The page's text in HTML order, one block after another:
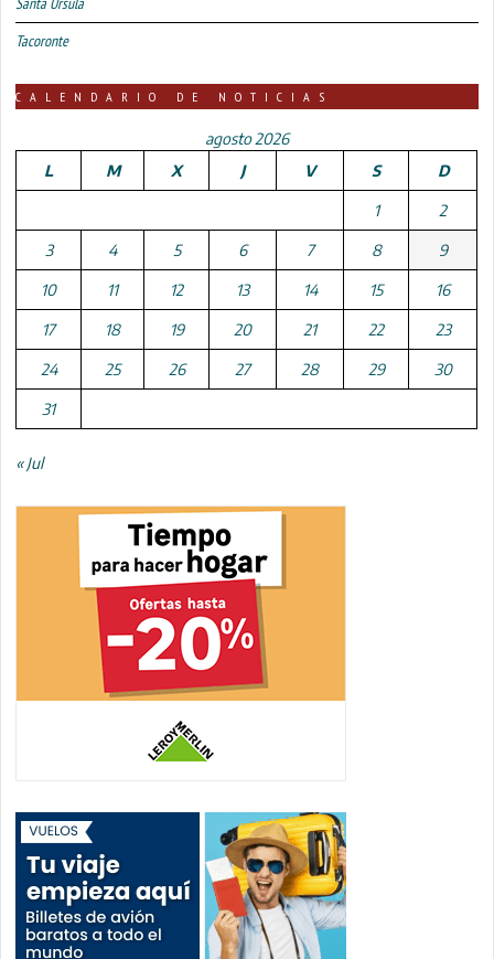
Tacoronte
CALENDARIO DE NOTICIAS
agosto 2026
L
M X J V S D
1 2
3 4 5 6 7 8 9
10 11 12 13 14 15 16
17 18 19 20 21 22 23
24 25 26 27 28 29 30
31
« Jul